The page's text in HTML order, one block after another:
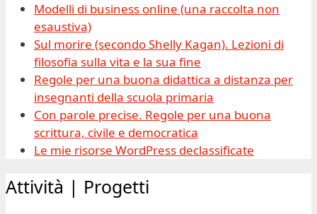
Modelli di business online (una raccolta non
esaustiva)
Sul morire (secondo Shelly Kagan). Lezioni di
filosofia sulla vita e la sua fine
Regole per una buona didattica a distanza per
insegnanti della scuola primaria
Con parole precise. Regole per una buona
scrittura, civile e democratica
Le mie risorse WordPress declassificate
Attività | Progetti